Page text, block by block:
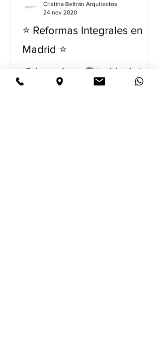
⭐️ Reformas Integrales en
Madrid ⭐️
¿Quieres reformar 🏗 tu vivienda, local
comercial u oficina en Madrid? Por
Cristina Beltrán Arquitectos
24 nov 2020